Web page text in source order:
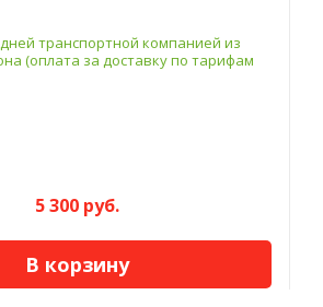
транспортной компанией из
(оплата за доставку по тарифам
5 300 руб.
В корзину